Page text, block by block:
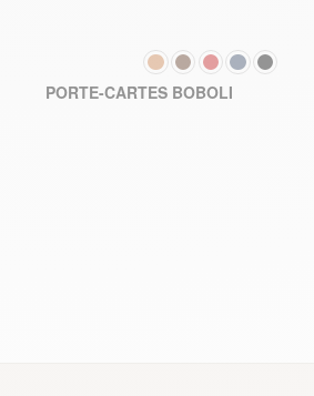
COULEUR
PORTE-CARTES BOBOLI